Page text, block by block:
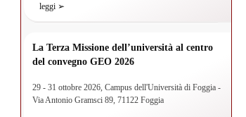
leggi ➢
La Terza Missione dell’università al centro
del convegno GEO 2026
29 - 31 ottobre 2026, Campus dell'Università di Foggia -
Via Antonio Gramsci 89, 71122 Foggia